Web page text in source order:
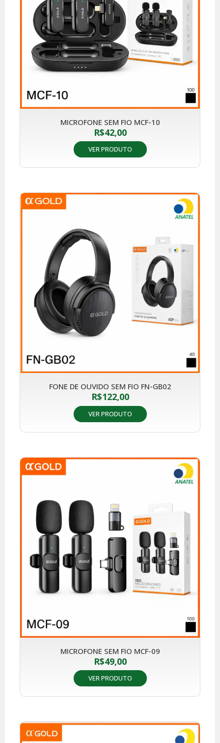
MICROFONE SEM FIO MCF-10
R$42,00
VER PRODUTO
FONE DE OUVIDO SEM FIO FN-GB02
R$122,00
VER PRODUTO
MICROFONE SEM FIO MCF-09
R$49,00
VER PRODUTO